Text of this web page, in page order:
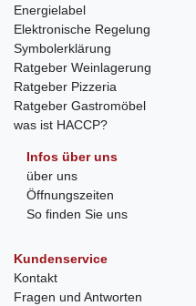
Energielabel
Elektronische Regelung
Symbolerklärung
Ratgeber Weinlagerung
Ratgeber Pizzeria
Ratgeber Gastromöbel
was ist HACCP?
Infos über uns
über uns
Öffnungszeiten
So finden Sie uns
Kundenservice
Kontakt
Fragen und Antworten